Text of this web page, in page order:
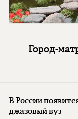
Город-
В России
джазовый вуз